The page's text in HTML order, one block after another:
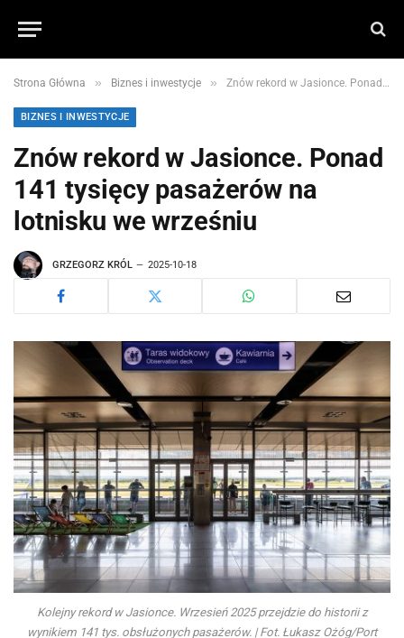
Strona Główna » Biznes i inwestycje » Znów rekord w Jasionce. Ponad 141 tysięcy pasażerów na lotnisku we wrześniu
BIZNES I INWESTYCJE
Znów rekord w Jasionce. Ponad
141 tysięcy pasażerów na
lotnisku we wrześniu
GRZEGORZ KRÓL 2025-10-18
Kolejny rekord w Jasionce. Wrzesień 2025 przejdzie do historii z
wynikiem 141 tys. obsłużonych pasażerów. | Fot. Łukasz Ożóg/Port